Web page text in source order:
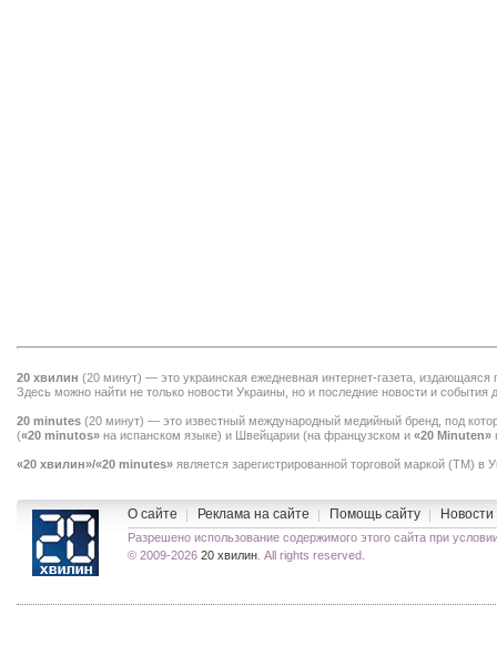
20 хвилин (20 минут) — это украинская ежедневная интернет-газета,
Здесь можно найти не только новости Украины , но и последние новости и
20 minutes (20 минут) — это известный международный медийный бренд, под
(«20 minutos» на испанском языке) и Швейцарии (на французском и «20 Minuten»
«20 хвилин»/«20 minutes» является зарегистрированной торговой маркой (TM)
O сайте Реклама на сайте Помощь сайту Новости
Разрешено использование содержимого этого сайта при
© 2009-2026 20 хвилин . All rights reserved.